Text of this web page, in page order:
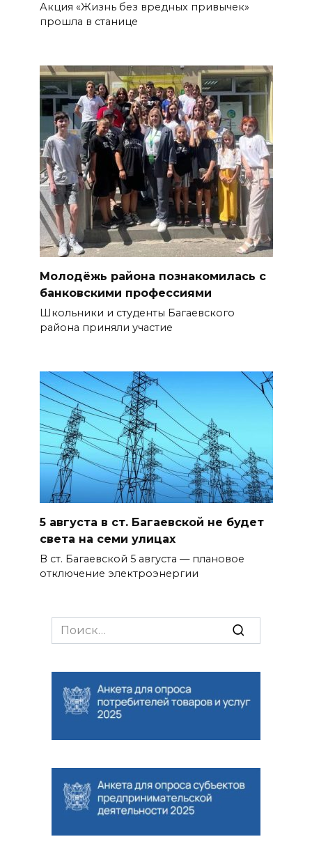
Акция «Жизнь без вредных привычек»
прошла в станице
Молодёжь района познакомилась с
банковскими профессиями
Школьники и студенты Багаевского
района приняли участие
5 августа в ст. Багаевской не будет
света на семи улицах
В ст. Багаевской 5 августа — плановое
отключение электроэнергии
Search
for: